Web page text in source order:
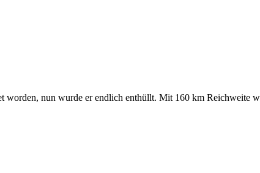
nun wurde er endlich enthüllt. Mit 160 km Reichweite